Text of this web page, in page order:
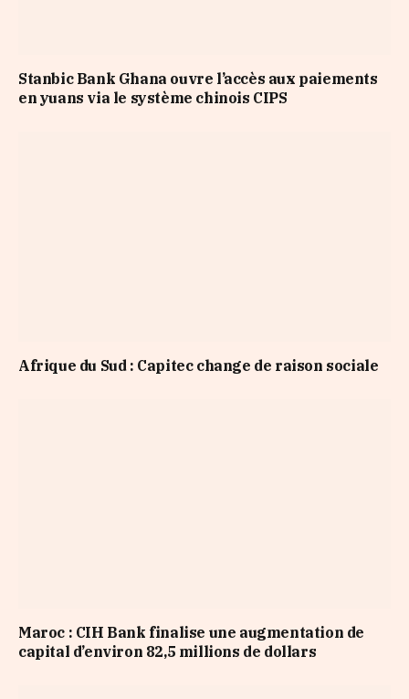
Stanbic Bank Ghana ouvre l’accès aux paiements
en yuans via le système chinois CIPS
Afrique du Sud : Capitec change de raison sociale
Maroc : CIH Bank finalise une augmentation de
capital d’environ 82,5 millions de dollars